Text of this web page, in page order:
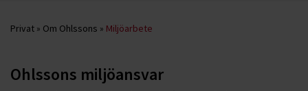
Privat » Om Ohlssons » Miljöarbete
Ohlssons miljöansvar